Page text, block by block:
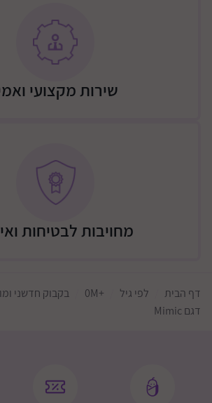
הצורה הארגונומית של הבקבוק מסייעת
ומכסה הבקבוק נפתח בהזזת האגודל
להורים שמחזיקים את התינוק בידיים
שירות מקצועי
מחויבות לבטיחות
דף הבית לפי גיל +0M
דגם Mimic